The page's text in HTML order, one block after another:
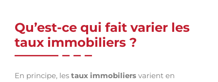
Qu’est-ce qui fait varier les
taux immobiliers ?
En principe, les taux immobiliers varient en